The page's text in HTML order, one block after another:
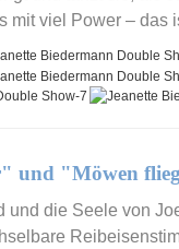
mit viel Power – das
und "Möwen
und die Seele von